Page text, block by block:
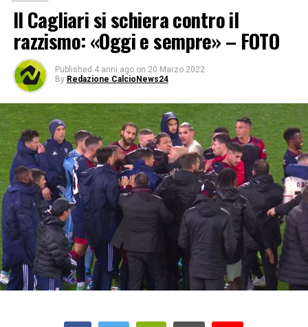
Il Cagliari si schiera contro il
razzismo: «Oggi e sempre» – FOTO
Published 4 anni ago on 20 Marzo 2022
By Redazione CalcioNews24